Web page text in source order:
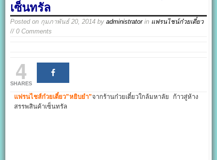
เซ็นทรัล
Posted on กุมภาพันธ์ 20, 2014 byadministratorin แฟรนไชน์ก๋วยเตี๋ยว
// 0 Comments
4
SHARES
แฟรนไชส์ก๋วยเตี๋ยว”หยิบยำ”จากร้านก๋วยเตี๋ยวใกล้มหาลัย ก้าวสู่ห้าง
สรรพสินค้าเซ็นทรัล